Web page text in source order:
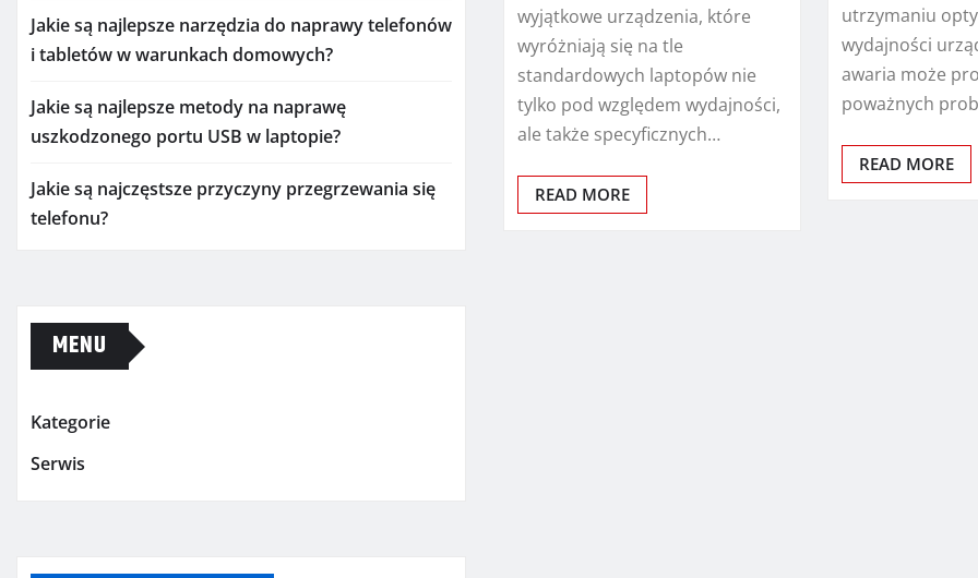
Jakie są najlepsze narzędzia do naprawy telefonów
i tabletów w warunkach domowych?
Jakie są najlepsze metody na naprawę
uszkodzonego portu USB w laptopie?
Jakie są najczęstsze przyczyny przegrzewania się
telefonu?
MENU
Kategorie
Serwis
wyjątkowe urządzenia, które
wyróżniają się na tle
standardowych laptopów nie
tylko pod względem wydajności,
ale także specyficznych…
READ MORE
utrzymaniu
wydajności
awaria może
poważnych
READ MORE